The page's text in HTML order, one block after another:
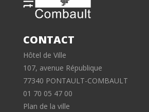
CONTACT
Hôtel de Ville
107, avenue République
77340 PONTAULT-COMBAULT
01 70 05 47 00
Plan de la ville